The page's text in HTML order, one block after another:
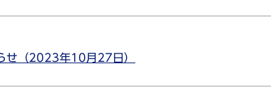
せ（2023年10月27日）